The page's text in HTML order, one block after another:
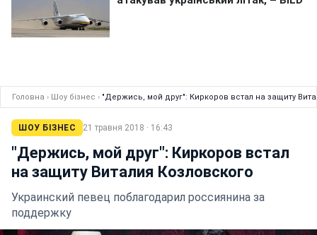
Головна › Шоу бізнес › "Держись, мой друг": Киркоров встал на защиту
ШОУ БІЗНЕС 21 травня 2018 · 16:43
"Держись, мой друг": Киркоров встал
на защиту Виталия Козловского
Украинский певец поблагодарил россиянина за
поддержку